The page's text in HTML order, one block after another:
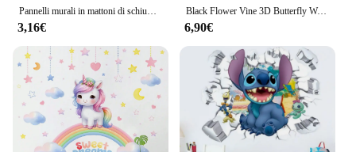
Pannelli murali in mattoni di schiuma 3D adesivi autoadesivi impermeabili soggiorno carta da parati decalcomania della parete decorazioni per la casa rivestimento murale sfondo TV
3,16€
Black Flower Vine 3D Butterfly Wall Sticker sfondo Wall camera da letto decorazione della stanza adesivo da parete rimovibile
6,90€